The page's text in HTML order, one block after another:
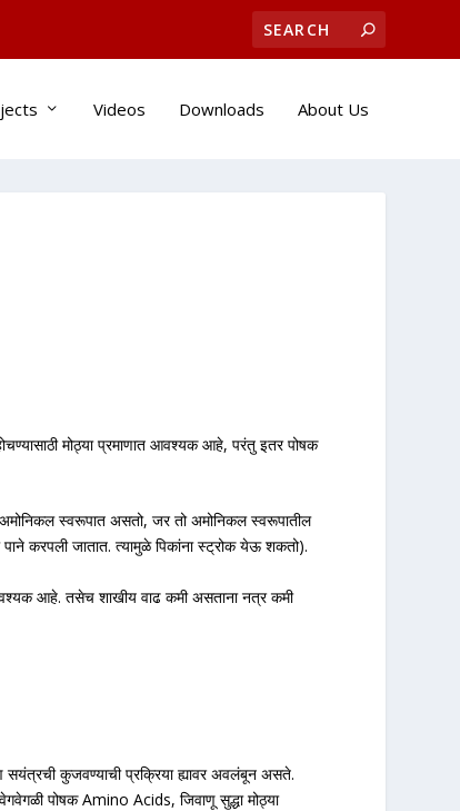
Videos Downloads About Us
मोठ्या प्रमाणात आवश्यक आहे, परंतु इतर पोषक
स्वरूपात असतो, जर तो अमोनिकल स्वरूपातील
पाने करपली जातात. त्यामुळे पिकांना स्ट्रोक येऊ शकतो).
आहे. तसेच शाखीय वाढ कमी असताना नत्र कमी
सयंत्रची कुजवण्याची प्रक्रिया ह्यावर अवलंबून असते.
पोषक Amino Acids, जिवाणू सुद्धा मोठ्या